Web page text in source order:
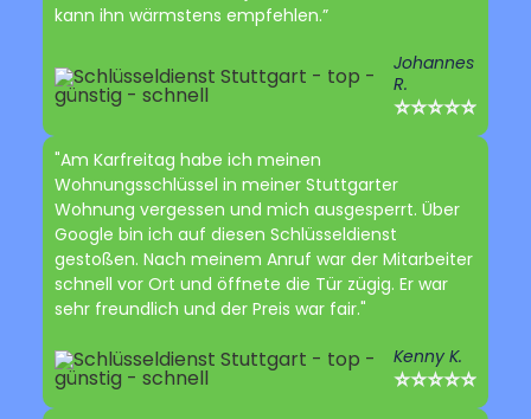
kann ihn wärmstens empfehlen.”
Johannes
R.
⭐⭐⭐⭐⭐
"Am Karfreitag habe ich meinen
Wohnungsschlüssel in meiner Stuttgarter
Wohnung vergessen und mich ausgesperrt. Über
Google bin ich auf diesen Schlüsseldienst
gestoßen. Nach meinem Anruf war der Mitarbeiter
schnell vor Ort und öffnete die Tür zügig. Er war
sehr freundlich und der Preis war fair."
Kenny K.
⭐⭐⭐⭐⭐